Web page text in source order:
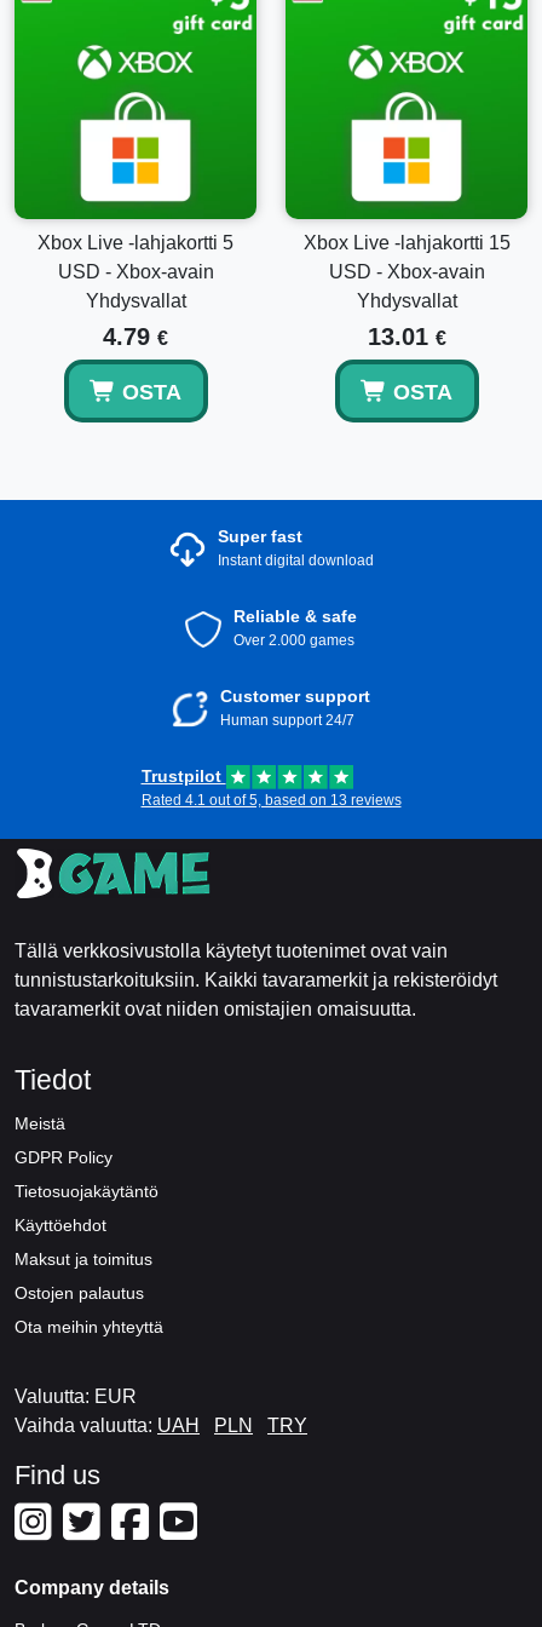
Xbox Live -lahjakortti 5
USD - Xbox-avain
Yhdysvallat
4.79 €
OSTA
Xbox Live -lahjakortti 15
USD - Xbox-avain
Yhdysvallat
13.01 €
OSTA
Super fast
Instant digital download
Reliable & safe
Over 2.000 games
Customer support
Human support 24/7
Trustpilot
Rated 4.1 out of 5, based on 13 reviews
Tällä verkkosivustolla käytetyt tuotenimet ovat vain
tunnistustarkoituksiin. Kaikki tavaramerkit ja rekisteröidyt
tavaramerkit ovat niiden omistajien omaisuutta.
Tiedot
Meistä
GDPR Policy
Tietosuojakäytäntö
Käyttöehdot
Maksut ja toimitus
Ostojen palautus
Ota meihin yhteyttä
Valuutta: EUR
Vaihda valuutta: UAH PLN TRY
Find us
Company details